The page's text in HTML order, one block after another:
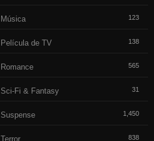
Música 123
Película de TV 138
Romance 565
Sci-Fi & Fantasy 31
Suspense 1,450
Terror 838